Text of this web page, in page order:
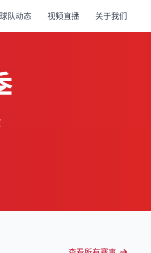
球队动态 视频直播 关于我们